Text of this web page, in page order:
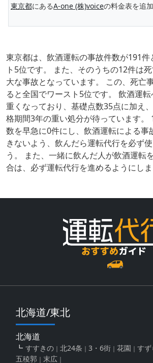
東京都にあるA-one (株)voiceの料金表を追加
東京都は、飲酒運転の事故件数が191件
ト5位です。 また、そのうちの12件は
大な事故となっています。 この、死亡
ると全国でワースト5位です。 飲酒運
重くなっており、基礎点数35点に加え
格期間3年の重い処分が待っています。
数を早急に0件にし、飲酒運転による事
きないよう、飲んだら運転代行を必ず
う。 また、一緒に飲んだ人が飲酒運転
合は、必ず運転代行を進めるようにしま
北海道/東北
北海道
すすきの 北24条 3・6街 花園 すず
五稜郭
末広